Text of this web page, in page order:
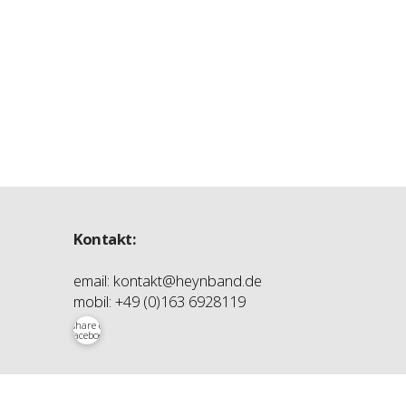
Kontakt:
email: kontakt@heynband.de
mobil: +49 (0)163 6928119